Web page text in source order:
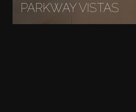
PARKWAY VISTAS